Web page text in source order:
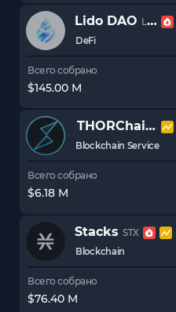
Lido DAO LDO
DeFi
Всего собрано
$145.00 M
THORChain
Blockchain Service
Всего собрано
$6.18 M
Stacks STX
Blockchain
Всего собрано
$76.40 M